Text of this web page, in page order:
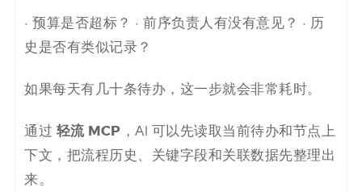
· 预算是否超标？ · 前序负责人有没有意见？ · 历
史是否有类似记录？
如果每天有几十条待办，这一步就会非常耗时。
通过 轻流 MCP ，AI 可以先读取当前待办和节点上
下文，把流程历史、关键字段和关联数据先整理出
来。